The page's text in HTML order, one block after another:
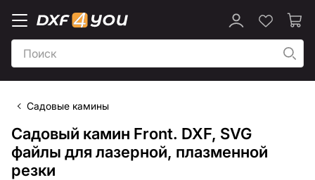
Садовые камины
Садовый камин Front. DXF, SVG
файлы для лазерной, плазменной
резки